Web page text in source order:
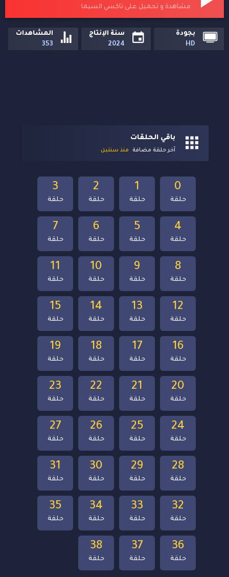
مشاهدة و تحميل على تاكسي السيما
بجودة
HD
سنة الإنتاج
2024
المشاهدات
353
باقي الحلقات
آخر حلقة مضافة منذ سنتين
38
حلقة
37
حلقة
36
حلقة
35
حلقة
34
حلقة
33
حلقة
32
حلقة
31
حلقة
30
حلقة
29
حلقة
28
حلقة
27
حلقة
26
حلقة
25
حلقة
24
حلقة
23
حلقة
22
حلقة
21
حلقة
20
حلقة
19
حلقة
18
حلقة
17
حلقة
16
حلقة
15
حلقة
14
حلقة
13
حلقة
12
حلقة
11
حلقة
10
حلقة
9
حلقة
8
حلقة
7
حلقة
6
حلقة
5
حلقة
4
حلقة
3
حلقة
2
حلقة
1
حلقة
0
حلقة